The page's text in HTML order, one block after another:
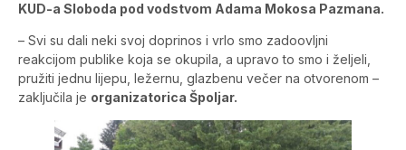
KUD-a Sloboda pod vodstvom Adama Mokosa Pazmana.
– Svi su dali neki svoj doprinos i vrlo smo zadoovljni
reakcijom publike koja se okupila, a upravo to smo i željeli,
pružiti jednu lijepu, ležernu, glazbenu večer na otvorenom –
zaključila je organizatorica Špoljar.